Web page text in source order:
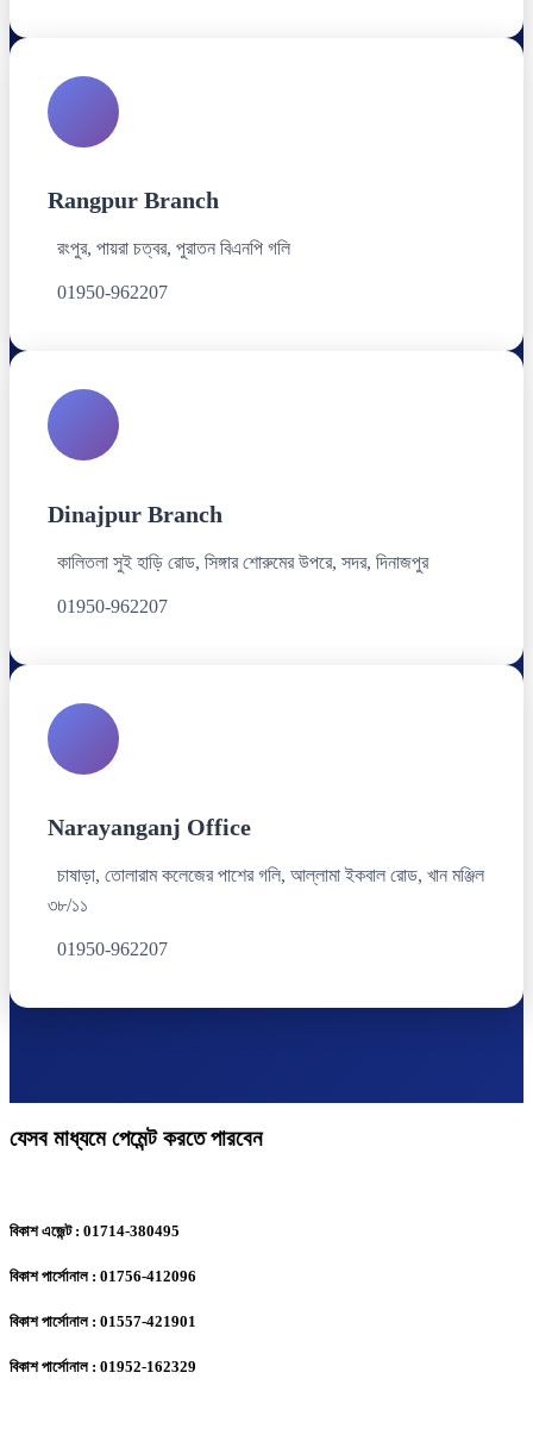
Rangpur Branch
রংপুর, পায়রা চত্বর, পুরাতন বিএনপি গলি
01950-962207
Dinajpur Branch
কালিতলা সুই হাড়ি রোড, সিঙ্গার শোরুমের উপরে, সদর, দিনাজপুর
01950-962207
Narayanganj Office
চাষাড়া, তোলারাম কলেজের পাশের গলি, আল্লামা ইকবাল রোড, খান মঞ্জিল
৩৮/১১
01950-962207
যেসব মাধ্যমে পেমেন্ট করতে পারবেন
বিকাশ এজেন্ট : 01714-380495
বিকাশ পার্সোনাল : 01756-412096
বিকাশ পার্সোনাল : 01557-421901
বিকাশ পার্সোনাল : 01952-162329